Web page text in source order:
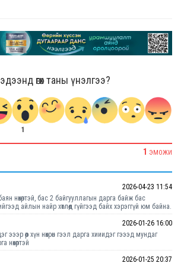
өгөх таны үнэлгээ?
1
1 ЭМОЖИ
2026-04-23 11:54
нөхөртэй, бас 2 байгууллагын дарга байж бас
айлын найр хөтлөөд гүйгээд байх хэрэггүй юм байна.
2026-01-26 16:00
эээр өөөр хүн нөхрөн гээл дарга хииидэг гэээд мундаг
2026-01-25 20:37